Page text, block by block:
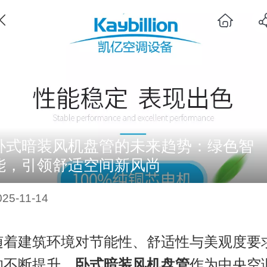
式暗装风机盘管的未来趋势：绿色智
，引领舒适空间新风尚
11-14
着建筑环境对节能性、舒适性与美观度要